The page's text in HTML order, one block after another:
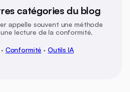
catégories du blog
appelle souvent une méthode
lecture de la conformité.
· Conformité · Outils IA